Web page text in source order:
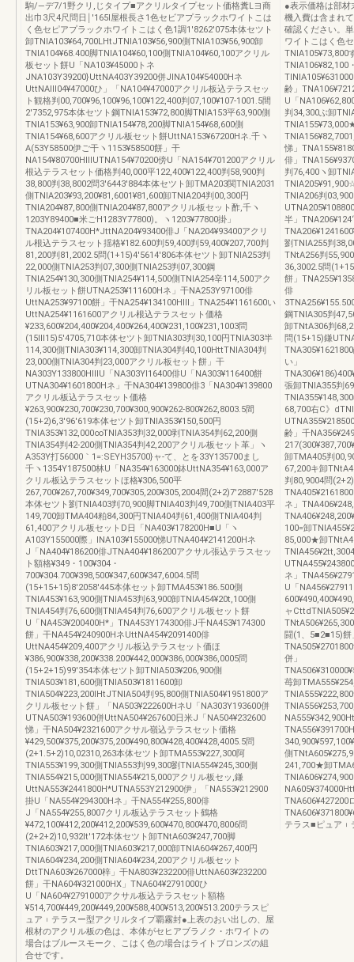
駒/―デ7/1野クリ,じタイプ■アクリルタイプセット価格糞Lヨ商
出巾3尺4尺問日￨′165l屋根長さ1色セビアプラックホワイトこは
く色セピアプラックホワイトこはく色1調1′8262′075本体セツト
卸TNlA103¥64,700LHtJTNlA103¥56,900側TNlA103¥56,900卸
TNlA104¥68.400脚TNlA104¥60,100側TNlA104¥60,100アクリル
板セット餅U「NA103¥45000トネ
JNA103Y39200}UttNA403Y39200併JINA104¥54000Hネ
UttNAⅢ04¥47000ひ」「NA104¥47000アクリル板込テラスセッ
ト観格判00,700¥96,100¥96,100¥122,400判07,100¥107‐1001.5間
2′7352,975本体セツト鋼TNlA153¥72,800脚TNlA153平63,900側
TNlA153¥63,900卸TNlA154¥78,200脚TNlA154¥68,600側
TNlA154¥68,600アクリル板セット餅UttNA153¥67200Hネ.千ヽ
A(53Y58500伊ご干ヽ1153¥58500餅」干
NA154¥80700HⅢUTNA154¥70200傍U「NA154¥701200アクリル
根込テラスセット価格判40,000平122,400¥122,400判58,900判
38,800判38,8002問3′6443′884本体セツト卸TMA203関TNlA2031
側TNlA203¥93,200¥81,6001¥81,600卸TNlA204判00,300円
TNlA204¥87,800側TNlA204¥87,800アクリル板セット酢,千ヽ
1203Y89400■米ごH1283Y77800)。ヽ1203¥77800掛」
TNA204¥107400H*JttNA204¥93400俳J「NA204¥93400アクリ
ル根込テラスセット揺格¥182.600判59,400判59,400¥207,700判
81,200判81,2002.5問(1+15)4′5614′806本体セツト卸TNlA253判
22,000側TNlA253判07,300側TNlA253判07,300鋼
TNlA254¥130,300側TNlA254¥114,500側TNlA254辛114,500アク
リル板セット餅UTNA253¥111600Hネ」干NA253Y97100俳
UttNA253¥97100餅」干NA254¥134100HⅢ」TNA254¥1161600い
UttNA254¥1161600アクリル根込テラスセット価格
¥233,600¥204,400¥204,400¥264,400¥231,100¥231,1003問
(15Ⅲ15)5′4705,710本体セツト卸TNlA303判30,100円TNlA303半
114,300側TNlA303¥114,300卸TNlA304判40,100HttTNlA304判
23,000側TNlA304判23,000アクリル板セット餅」干
NA303Y133800HⅢU「NA303Yl16400俳U「NA303¥116400餅
UTNA304¥1601800Hネ」干NA304¥139800俳3「NA304¥139800
アクリル板込テラスセット価格
¥263,900¥230,700¥230,700¥300,900¥262‐800¥262,8003.5間
(15+2)6,3'96′619本体セツト卸TNlA353¥150,500円
TNlA353¥132,000∞TNlA353判32,000剥TNlA354判62,200側
TNlA354判42‐200側TNlA354判42,200アクリル板セット革」ヽ
A353Y打56000｀1=:SEYH35700}ャ‐て、とを33Y135700まし
千ヽ1354Y187500林U「NA354¥163000鉢UttNA354¥163,000ア
クリル板込テラスセットほ格¥306,500平
267,700¥267,700¥349,700¥305,200¥305,2004間(2+2)7′2887′528
本体セツト劉TNlA403判70,900脚TNlA403判49,700側TNlA403平
149,700卸TMA404粕84,300円TNlA404判61,400側TNlA404判
61,400アクリル板セットD日「NA403¥178200H■U「ヽ
A103Y155000際」INA103¥155000悌UTNA404¥2141200Hネ
J「NA404¥186200俳JTNA404¥186200アクサル張込テラスセッ
ト額格¥349・100¥304・
700¥304.700¥398,500¥347,600¥347,6004.5問
(15+15+15)8′2058′445本体セット卸TMA453¥186.500側
TNlA453¥163,900側TNlA453判63,900卸TNlA454¥20t,100側
TNlA454判76,600側TNlA454判76,600アクリル板セット餅
U「NA453¥200400H*」TNA453Y174300俳J千NA453¥174300
餅」干NA454¥240900HネUttNA454¥2091400俳
UttNA454¥209,400アクリル板込テラスセット価ほ
¥386,900¥338,200¥338.200¥442,000¥386,000¥386,0005問
(15+2+15)99′354本体セツト卸TNlA503¥206,900側
TNlA503¥181,600側TNlA503¥1811600卸
TNlA504¥223,200lHtJTNlA504判95,800側TNlA504¥1951800ア
クリル板セット餅」「NA503¥222600HネU「NA303Y193600併
UTNA503¥193600併UttNA504¥267600日米J「NA504¥232600
悌」干NA504¥2321600アクサル嶺込テラスセット価格
¥429,500¥375,200¥375,200¥490,800¥428,400¥428,4005.5問
(2+1.5+2)10,02310,263本体セツト卸TMA553¥227,300阿
TNlA553¥199,300側TNlA553判99,300劉TNlA554¥245,300側
TNlA554¥215,000側TNlA554¥215,000アクリル板セッ,鎌
UttNA553¥2441800H*UTNA553Y212900伊」「NA553¥212900
掛U「NA554¥294300Hネ」干NA554¥255,800俳
J「NA554¥255,8007クリル板込テラスセット鶴格
¥472,100¥412,200¥412,200¥539,600¥470,800¥470,8006問
(2+2+2)10,932lt′172本体セツト卸TNtA603¥247,700脚
TNlA603¥217,000側TNlA603¥217,000卸TNlA604¥267,400円
TNlA604¥234,200側TNlA604¥234,200アクリル板セット
DttTNA603¥267000梓」干NA803¥232200俳UttNA603¥232200
餅」干NA604¥321000HX」TNA604¥2791000ひ
U「NA604¥2791000アクサル板込テラスセット額格
¥514,700¥449,200¥449,200¥588,400¥513,200¥513.200テラスピ
ュア︲テラスー型アクリルタイプ覇霧封●上表のおい出しの、屋
根材のアクリル板の色は、本体がセヒアブラノク・ホワイトの
場合はブルースモーク、こはく色の場合はライトブロンズの組
合せです。
●表示価格は部材
機入費は含まれ
確認ください。
ワイトこはく色
TNlA105¥73,800
TNlA106¥82,100
齢」
U「
判34,300ぶ卸
悌」
俳」
判76,400ヽ卸
TNlA206判
半」
劉TNlA255判
TNtA256判
36,3002.5問
餅」
俳
鋼TNlA305判
卸TNtA306判
問(15+15)鎌
い」
張卸TNlA355判
68,700右C》
齢」千
卸TMA405判
67,200キ卸
判80,9004問
ネ」
100=卸
85,000★卸
ネ」
U「
ャ
闘(1、5■2■15)餅
併」
苺卸
側
241,700★卸
TNA606¥427200
テラス■ピュア︲